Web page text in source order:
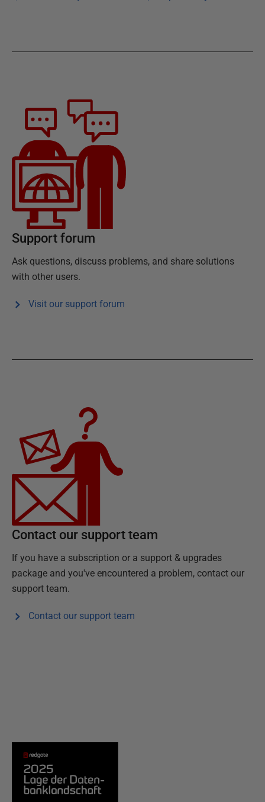
Support forum
Ask questions, discuss problems, and share solutions
with other users.
Visit our support forum
Contact our support team
If you have a subscription or a support & upgrades
package and you've encountered a problem, contact our
support team.
Contact our support team